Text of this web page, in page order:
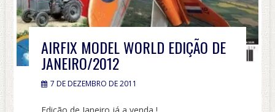
AIRFIX MODEL WORLD EDIÇÃO DE
JANEIRO/2012
7 DE DEZEMBRO DE 2011